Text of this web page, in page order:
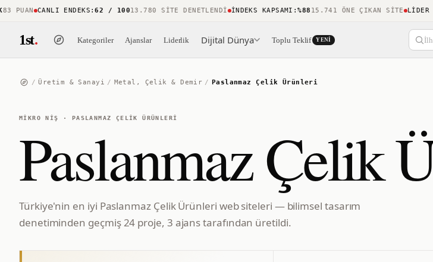
CANLI ENDEKS:62 / 100 13.780 SITE DENETLENDI İNDEKS KAPSAMI:%8815.741 ÖNE ÇIKAN SITE LIDER
1st. Kategoriler Ajanslar Liderlik Dijital Dünya Toplu Teklif YENI
/ Üretim & Sanayi / Metal, Çelik & Demir / Paslanmaz Çelik Ürünleri
MIKRO NIŞ · PASLANMAZ ÇELIK ÜRÜNLERI
Paslanmaz Çelik
Türkiye'nin en iyi Paslanmaz Çelik Ürünleri web siteleri — bilimsel tasarım
denetiminden geçmiş 24 proje, 3 ajans tarafından üretildi.